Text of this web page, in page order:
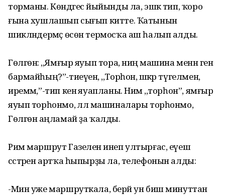
торманы. Көндәгесә йыйынды ла, эшкә тип, ҡоро
ғына хушлашып сығып китте. Ҡатынын
шикләндермәҫ өсөн термосҡа аш һалып алды.
Гөлгөнә: ,,Ямғыр яуып тора, ниңә машина менән генә
бармайһың?”-тиеүенә, ,,Торһон, шәкәр түгелмен,
иремәм,”-тип кенә яуапланы. Нимә ,,торһон”, ямғыр
яуып торһонмо, әллә машиналары торһонмо,
Гөлгөнә аңламай ҙа ҡалды.
Рим маршрут Газеленә инеп ултырғас, еүеш
сәстәрен артҡа һыпырҙы ла, телефонын алды:
-Мин уже маршруткала, берәй ун биш минуттан